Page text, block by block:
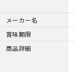
メーカー名
賞味期限
商品詳細